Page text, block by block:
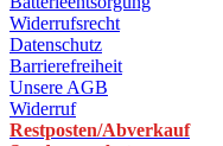
Widerrufsrecht
Datenschutz
Barrierefreiheit
Unsere AGB
Widerruf
Restposten/Abverkauf